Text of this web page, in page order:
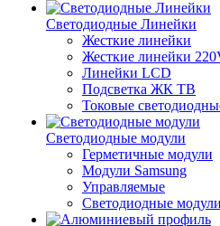
Светодиодные Линейки
Жесткие линейки
Жесткие линейки
Линейки LCD
Подсветка ЖК ТВ
Токовые
Светодиодные модули
Герметичные модули
Модули Samsung
Управляемые
Светодиодные